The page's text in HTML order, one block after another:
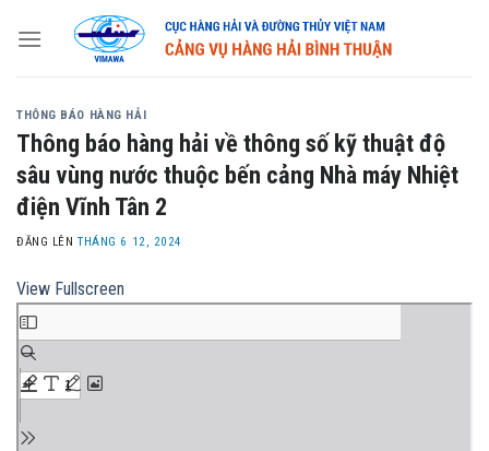
THÔNG BÁO HÀNG HẢI
Thông báo hàng hải về thông số kỹ thuật độ
sâu vùng nước thuộc bến cảng Nhà máy Nhiệt
điện Vĩnh Tân 2
ĐĂNG LÊNTHÁNG 6 12, 2024
View Fullscreen